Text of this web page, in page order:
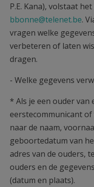
P.E. Kana), volstaat
bbonne@telenet.be.
vragen welke
verbeteren of laten
dragen.
- Welke gegevens
* Als je een ouder van
eerstecommunicant
naar de naam,
geboortedatum van
adres van de ouders,
ouders en de
(datum en plaats).